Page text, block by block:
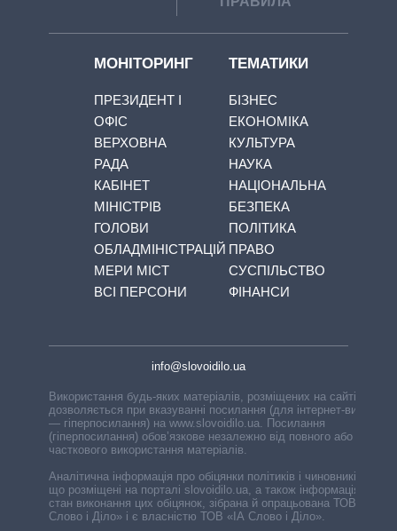
МОНІТОРИНГ
ПРЕЗИДЕНТ І
ОФІС
ВЕРХОВНА
РАДА
КАБІНЕТ
МІНІСТРІВ
ГОЛОВИ
ОБЛАДМІНІСТРАЦІЙ
МЕРИ МІСТ
ВСІ ПЕРСОНИ
ТЕМАТИКИ
БІЗНЕС
ЕКОНОМІКА
КУЛЬТУРА
НАУКА
НАЦІОНАЛЬНА
БЕЗПЕКА
ПОЛІТИКА
ПРАВО
СУСПІЛЬСТВО
ФІНАНСИ
info@slovoidilo.ua
Використання будь-яких матеріалів, розміщених на сайті,
дозволяється при вказуванні посилання (для інтернет-видань
— гіперпосилання) на www.slovoidilo.ua. Посилання
(гіперпосилання) обов’язкове незалежно від повного або
часткового використання матеріалів.
Аналітична інформація про обіцянки політиків і чиновників,
що розміщені на порталі slovoidilo.ua, а також інформація про
стан виконання цих обіцянок, зібрана й опрацьована ТОВ «ІА
Слово і Діло» і є власністю ТОВ «ІА Слово і Діло».